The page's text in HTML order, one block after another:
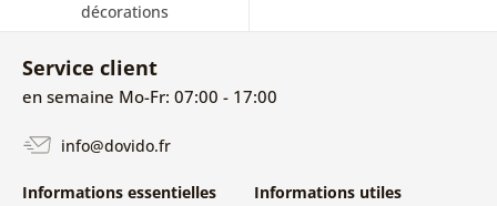
décorations
Service client
en semaine Mo-Fr: 07:00 - 17:00
info@dovido.fr
Informations essentielles Informations utiles